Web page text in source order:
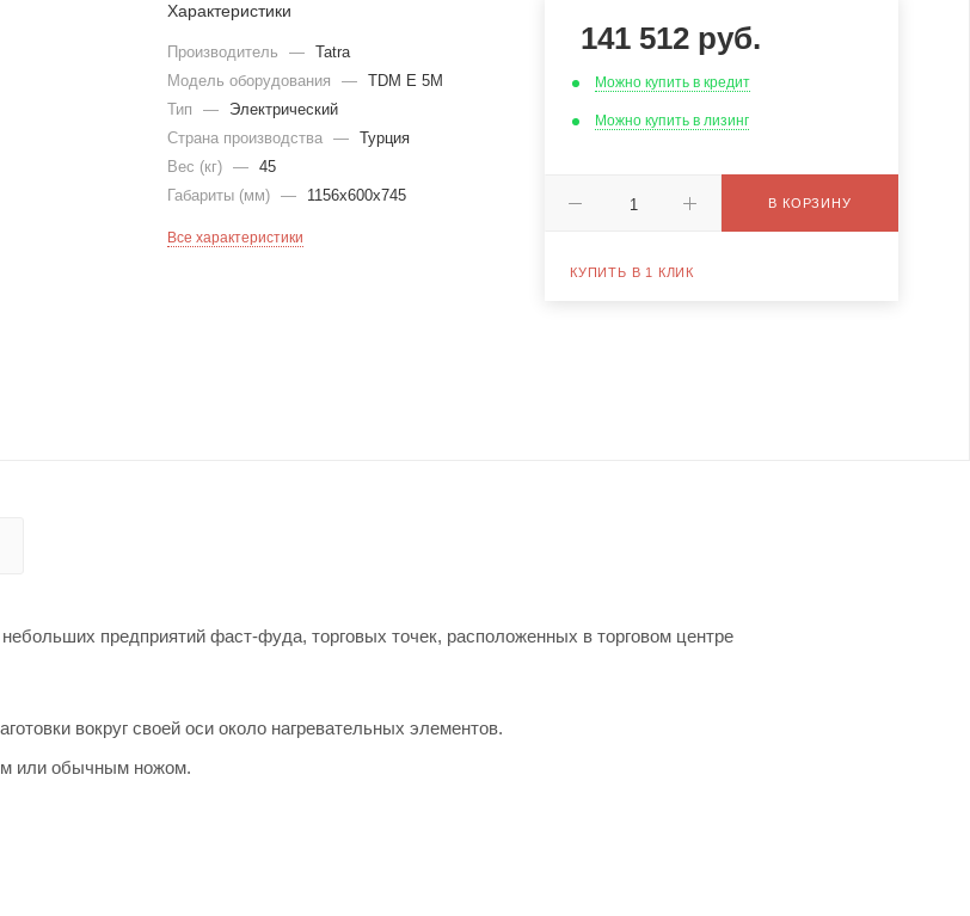
Характеристики
Производитель — Tatra
Модель оборудования
— TDM E 5M
Тип
—
Электрический
Страна производства — Турция
Вес (кг) — 45
Габариты (мм) — 1156х600х745
Все характеристики
141 512 руб.
Можно купить в кредит
Можно купить в лизинг
В КОРЗИНУ
КУПИТЬ В 1 КЛИК
предприятий фаст-фуда, торговых точек, расположенных в торговом центре
вокруг своей оси около нагревательных элементов.
или обычным ножом.